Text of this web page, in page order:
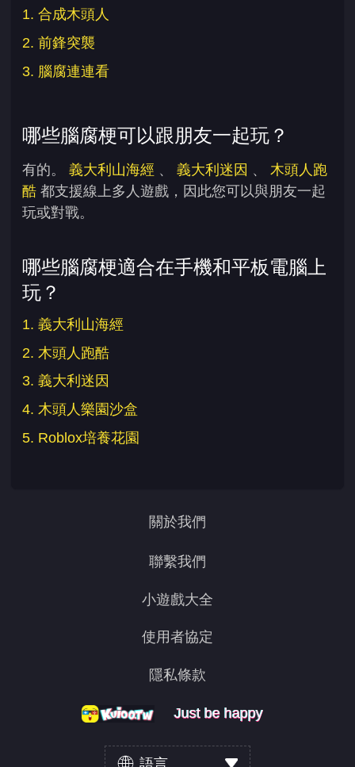
1. 合成木頭人
2. 前鋒突襲
3. 腦腐連連看
哪些腦腐梗可以跟朋友一起玩？
有的。 義大利山海經 、 義大利迷因 、 木頭人跑
酷 都支援線上多人遊戲，因此您可以與朋友一起
玩或對戰。
哪些腦腐梗適合在手機和平板電腦上
玩？
1. 義大利山海經
2. 木頭人跑酷
3. 義大利迷因
4. 木頭人樂園沙盒
5. Roblox培養花園
關於我們
聯繫我們
小遊戲大全
使用者協定
隱私條款
Just be happy
Just be happy
Just be happy
語言